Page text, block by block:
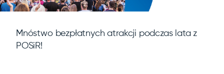
Mnóstwo bezpłatnych atrakcji podczas lata z
POSiR!